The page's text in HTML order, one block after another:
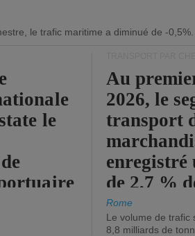
le trafic maritime a diminué de -0,5%.
le
Au
2026, le
transport
enregistré
de 2,7 %
chiffre
Rome
Le volume de trafic
8,8 milliards de